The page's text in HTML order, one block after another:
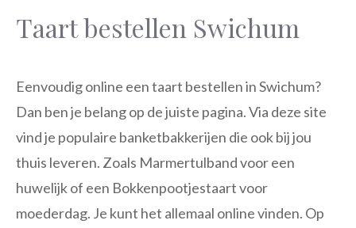
Taart bestellen Swichum
Eenvoudig online een taart bestellen in Swichum?
Dan ben je belang op de juiste pagina. Via deze site
vind je populaire banketbakkerijen die ook bij jou
thuis leveren. Zoals Marmertulband voor een
huwelijk of een Bokkenpootjestaart voor
moederdag. Je kunt het allemaal online vinden. Op